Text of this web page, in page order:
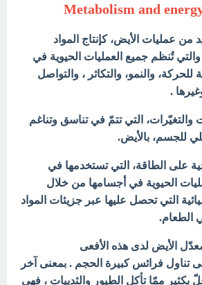
Metabolism and
عمليات الأيض، كإنتاج المواد
والتي تُنظم جميع العمليات الحيوية في
والنمو، والتكاثر ، والتواصل
.
والتغيّرات، التي تتمّ في تناسق وتناغم
للجسم، بالأيض.
على الطاقة، التي تستخدمها في
الحيوية في أجسامها من خلال
التي تحصل عليها عبر جزيئات المواد
الطعام.
الأيض لدى هذه الأفعى
تناول فرائس كبيرة الحجم . بمعنى آخر
بكثير ممّا تأكل الطيور والثدييات ، فهي